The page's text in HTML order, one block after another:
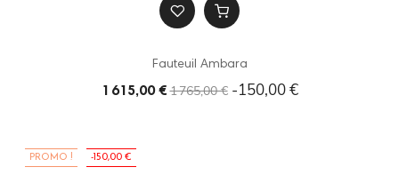
Fauteuil Ambara
1 615,00 € 1 765,00 € -150,00 €
PROMO ! -150,00 €